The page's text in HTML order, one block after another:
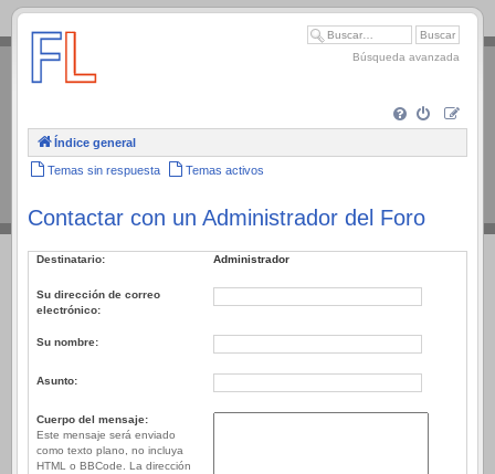
.
Búsqueda avanzada
Índice general
Temas sin respuesta Temas activos
Contactar con un Administrador del Foro
Destinatario: Administrador
Su dirección de correo
electrónico:
Su nombre:
Asunto:
Cuerpo del mensaje:
Este mensaje será enviado
como texto plano, no incluya
HTML o BBCode. La dirección